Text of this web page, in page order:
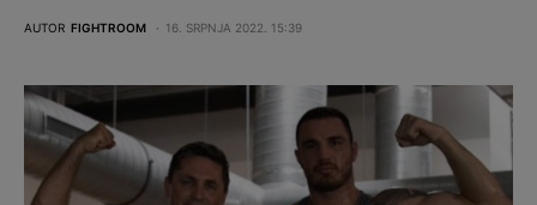
AUTOR FIGHTROOM 16. SRPNJA 2022. 15:39